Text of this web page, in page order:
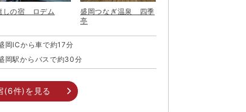
しの宿 ロデム
盛岡つなぎ温泉 四季
亭
岡ICから車で約17分
岡駅からバスで約30分
(6件)を見る